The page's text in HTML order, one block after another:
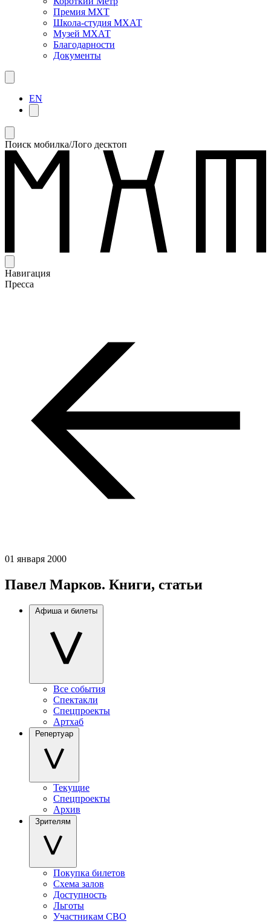
Премия МХТ
Школа-студия МХАТ
Музей МХАТ
Благодарности
Документы
EN
Поиск мобилка/Лого десктоп
Навигация
Пресса
01 января 2000
Павел Марков. Книги, статьи
Афиша и билеты
Все события
Спектакли
Спецпроекты
Артхаб
Репертуар
Текущие
Спецпроекты
Архив
Зрителям
Покупка билетов
Схема залов
Доступность
Льготы
Участникам СВО